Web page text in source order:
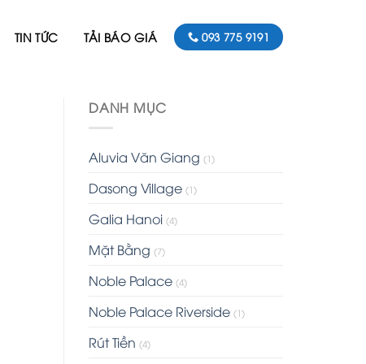
TIN TỨC TẢI BÁO GIÁ 093 775 9191
DANH MỤC
Aluvia Văn Giang (1)
Dasong Village (1)
Galia Hanoi (4)
Mặt Bằng (7)
Noble Palace (4)
Noble Palace Riverside (1)
Rút Tiền (4)